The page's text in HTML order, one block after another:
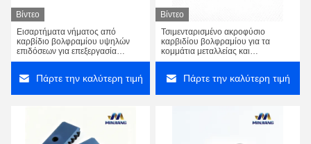
Βίντεο
Εισαρτήματα νήματος από
καρβίδιο βολφραμίου υψηλών
επιδόσεων για επεξεργασία
ακριβείας
Πάρτε την καλύτερη τιμή
Βίντεο
Τσιμενταρισμένο ακροφύσιο
καρβιδίου βολφραμίου για τα
κομμάτια μεταλλείας και
διατρήσεων πετρελαιοφόρων
Πάρτε την καλύτερη τιμή